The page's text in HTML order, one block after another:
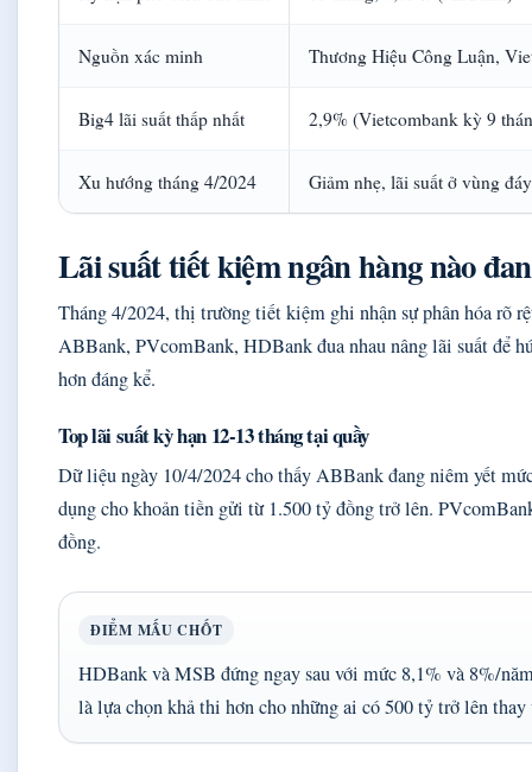
Nguồn xác minh Thương Hiệu Công Luận,
Big4 lãi suất thấp nhất 2,9% (Vietcombank kỳ 9
Xu hướng tháng 4/2024 Giảm nhẹ, lãi suất ở vùng đáy
Lãi suất tiết kiệm ngân hàng nào
Tháng 4/2024, thị trường tiết kiệm ghi nhận sự phân hóa rõ
ABBank, PVcomBank, HDBank đua nhau nâng lãi suất
hơn đáng kể.
Top lãi suất kỳ hạn 12-13 tháng tại quầy
Dữ liệu ngày 10/4/2024 cho thấy ABBank đang niêm yết
dụng cho khoản tiền gửi từ 1.500 tỷ đồng trở lên.
đồng.
ĐIỂM MẤU CHỐT
HDBank và MSB đứng ngay sau với mức 8,1% và 8%/
là lựa chọn khả thi hơn cho những ai có 500 tỷ trở lên